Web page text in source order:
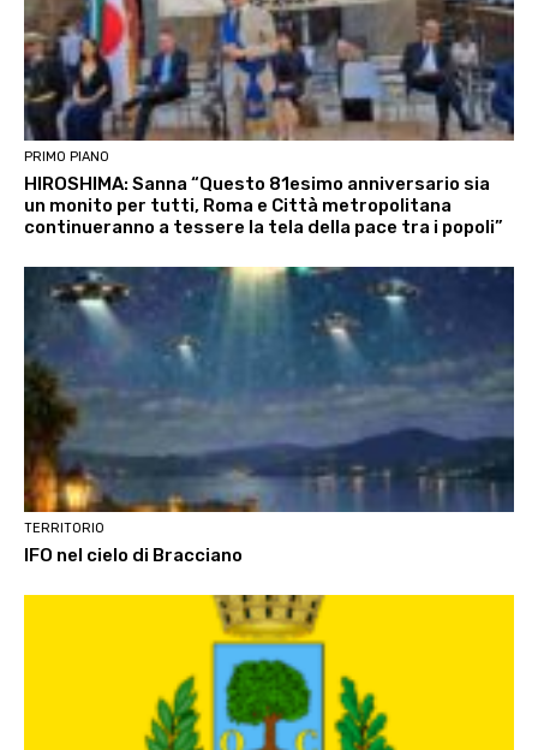
PRIMO PIANO
HIROSHIMA: Sanna “Questo 81esimo anniversario sia
un monito per tutti, Roma e Città metropolitana
continueranno a tessere la tela della pace tra i popoli”
TERRITORIO
IFO nel cielo di Bracciano